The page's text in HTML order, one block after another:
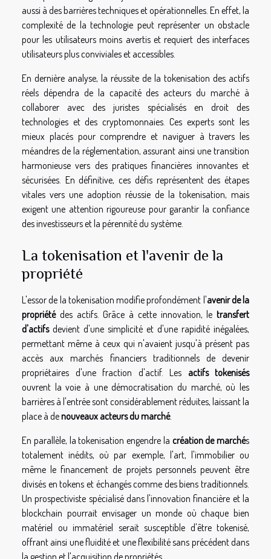
aussi à des barrières techniques et opérationnelles. En effet, la
complexité de la technologie peut représenter un obstacle
pour les utilisateurs moins avertis et requiert des interfaces
utilisateurs plus conviviales et accessibles.
En dernière analyse, la réussite de la tokenisation des actifs
réels dépendra de la capacité des acteurs du marché à
collaborer avec des juristes spécialisés en droit des
technologies et des cryptomonnaies. Ces experts sont les
mieux placés pour comprendre et naviguer à travers les
méandres de la réglementation, assurant ainsi une transition
harmonieuse vers des pratiques financières innovantes et
sécurisées. En définitive, ces défis représentent des étapes
vitales vers une adoption réussie de la tokenisation, mais
exigent une attention rigoureuse pour garantir la confiance
des investisseurs et la pérennité du système.
La tokenisation et l'avenir de la
propriété
L'essor de la tokenisation modifie profondément l'avenir de la
propriétédes actifs. Grâce à cette innovation, le transfert
d'actifsdevient d'une simplicité et d'une rapidité inégalées,
permettant même à ceux qui n'avaient jusqu'à présent pas
accès aux marchés financiers traditionnels de devenir
propriétaires d'une fraction d'actif. Les actifs tokenisés
ouvrent la voie à une démocratisation du marché, où les
barrières à l'entrée sont considérablement réduites, laissant la
place à denouveaux acteurs du marché.
En parallèle, la tokenisation engendre la création de marchés
totalement inédits, où par exemple, l'art, l'immobilier ou
même le financement de projets personnels peuvent être
divisés en tokens et échangés comme des biens traditionnels.
Un prospectiviste spécialisé dans l'innovation financière et la
blockchain pourrait envisager un monde où chaque bien
matériel ou immatériel serait susceptible d'être tokenisé,
offrant ainsi une fluidité et une flexibilité sans précédent dans
la gestion et l'acquisition de propriétés.